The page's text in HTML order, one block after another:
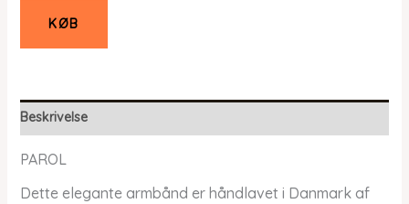
KØB
Beskrivelse
PAROL
Dette elegante armbånd er håndlavet i Danmark af